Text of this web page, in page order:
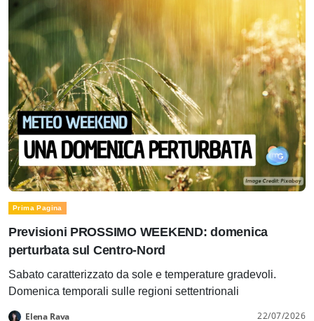
Prima Pagina
Previsioni PROSSIMO WEEKEND: domenica
perturbata sul Centro-Nord
Sabato caratterizzato da sole e temperature gradevoli.
Domenica temporali sulle regioni settentrionali
Elena Rava 22/07/2026